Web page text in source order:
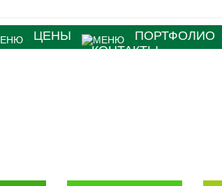
ЦЕНЫ ПОРТФОЛИО
КОНТАКТЫ